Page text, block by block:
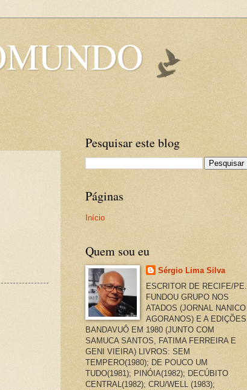
Pesquisar este blog
Páginas
Início
Quem sou eu
Sérgio Lima Silva
ESCRITOR DE RECIFE/PE.
FUNDOU GRUPO NOS
ATADOS (JORNAL NANICO
AGORANOS) E A EDIÇÕES
BANDAVUÔ EM 1980 (JUNTO COM
SAMUCA SANTOS, FATIMA FERREIRA E
GENI VIEIRA) LIVROS: SEM
TEMPERO(1980); DE POUCO UM
TUDO(1981); PINÓIA(1982); DECÚBITO
CENTRAL(1982); CRU/WELL (1983);